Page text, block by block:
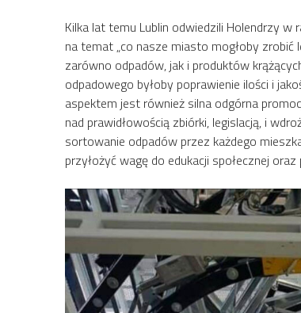
Kilka lat temu Lublin odwiedzili Holendrzy
na temat „co nasze miasto mogłoby zrobić
zarówno odpadów, jak i produktów
odpadowego byłoby poprawienie ilości i
aspektem jest również silna odgórna
nad prawidłowością zbiórki, legislacją, i
sortowanie odpadów przez każdego
przyłożyć wagę do edukacji społecznej